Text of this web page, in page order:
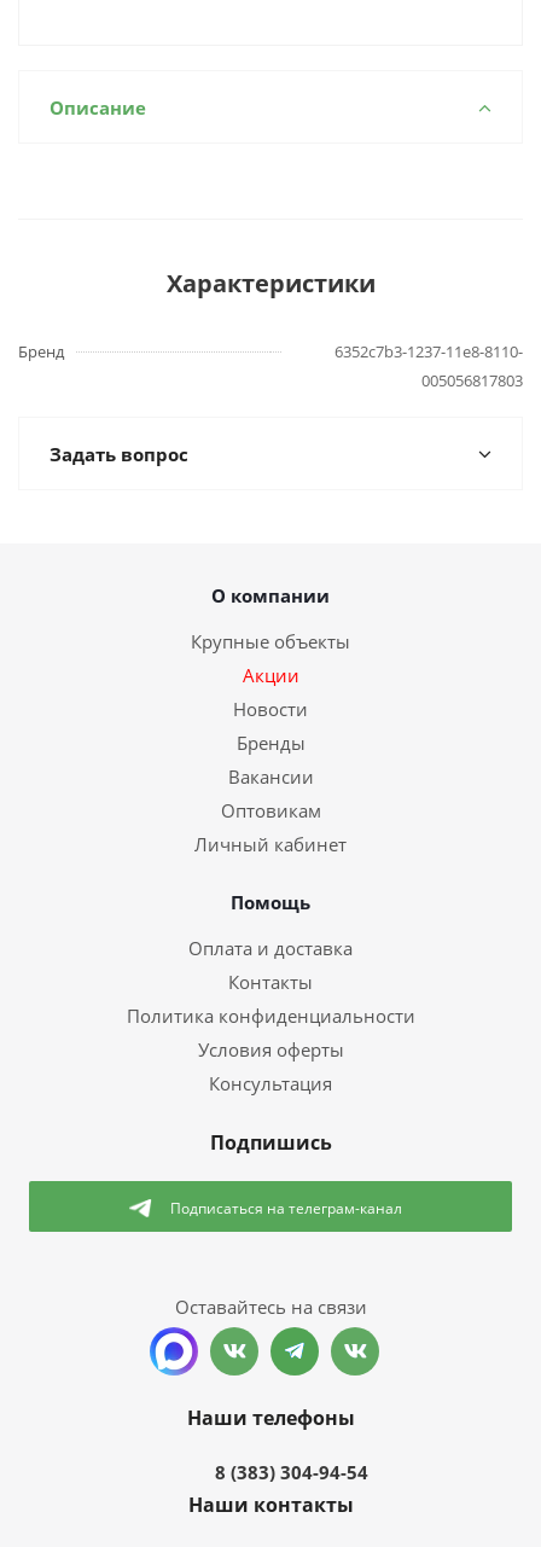
Описание
Характеристики
Бренд
6352c7b3-1237-11e8-8110-
005056817803
Задать вопрос
О компании
Крупные объекты
Акции
Новости
Бренды
Вакансии
Оптовикам
Личный кабинет
Помощь
Оплата и доставка
Контакты
Политика конфиденциальности
Условия оферты
Консультация
Подпишись
Подписаться на телеграм-канал
Оставайтесь на связи
Наши телефоны
8 (383) 304-94-54
Наши контакты